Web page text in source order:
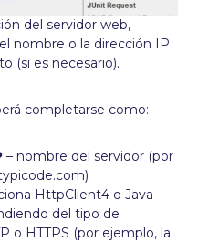
del servidor web,
nombre o la dirección IP
(si es necesario).
completarse como:
– nombre del servidor (por
HttpClient4 o Java
del tipo de
o HTTPS (por ejemplo, la